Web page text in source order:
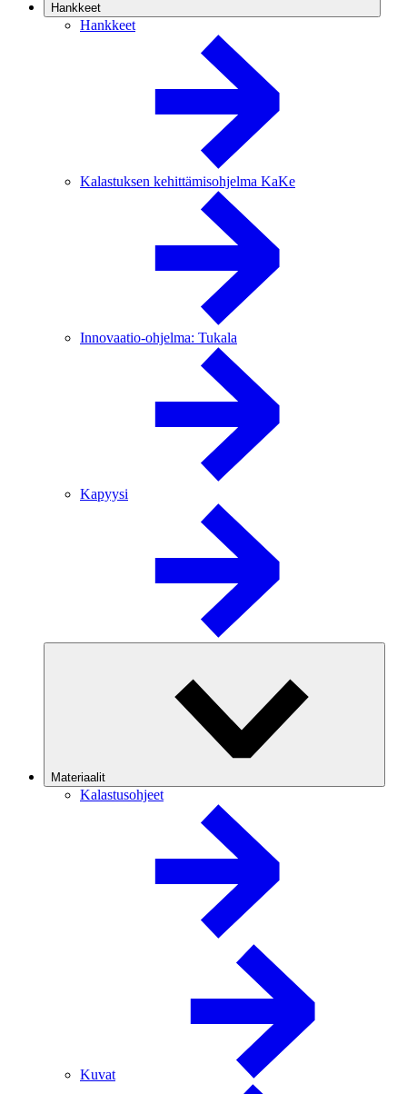
Hankkeet
Hankkeet
Kalastuksen kehittämisohjelma KaKe
Innovaatio-ohjelma: Tukala
Kapyysi
Materiaalit
Kalastusohjeet
Kuvat